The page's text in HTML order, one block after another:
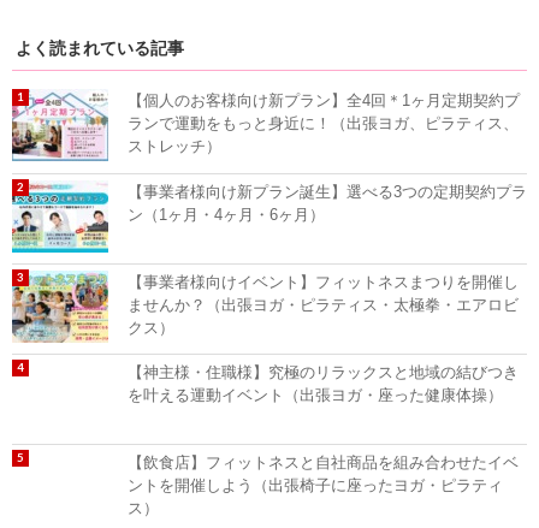
よく読まれている記事
【個人のお客様向け新プラン】全4回＊1ヶ月定期契約プ
ランで運動をもっと身近に！（出張ヨガ、ピラティス、
ストレッチ）
【事業者様向け新プラン誕生】選べる3つの定期契約プラ
ン（1ヶ月・4ヶ月・6ヶ月）
【事業者様向けイベント】フィットネスまつりを開催し
ませんか？（出張ヨガ・ピラティス・太極拳・エアロビ
クス）
【神主様・住職様】究極のリラックスと地域の結びつき
を叶える運動イベント（出張ヨガ・座った健康体操）
【飲食店】フィットネスと自社商品を組み合わせたイベ
ントを開催しよう（出張椅子に座ったヨガ・ピラティ
ス）